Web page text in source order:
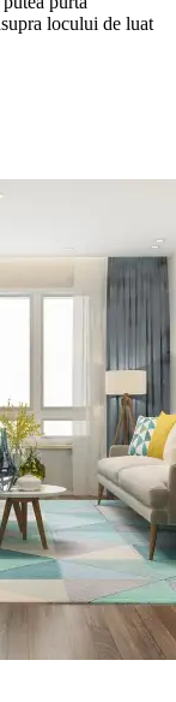
locului de luat